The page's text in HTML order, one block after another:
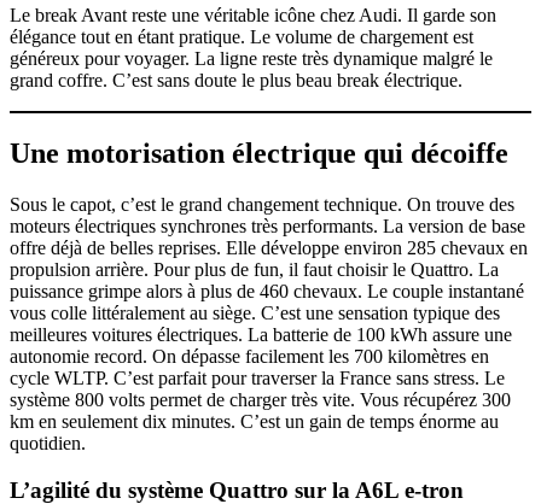
Le break Avant reste une véritable icône chez Audi. Il garde son
élégance tout en étant pratique. Le volume de chargement est
généreux pour voyager. La ligne reste très dynamique malgré le
grand coffre. C’est sans doute le plus beau break électrique.
Une motorisation électrique qui décoiffe
Sous le capot, c’est le grand changement technique. On trouve des
moteurs électriques synchrones très performants. La version de base
offre déjà de belles reprises. Elle développe environ 285 chevaux en
propulsion arrière. Pour plus de fun, il faut choisir le Quattro. La
puissance grimpe alors à plus de 460 chevaux. Le couple instantané
vous colle littéralement au siège. C’est une sensation typique des
meilleures voitures électriques. La batterie de 100 kWh assure une
autonomie record. On dépasse facilement les 700 kilomètres en
cycle WLTP. C’est parfait pour traverser la France sans stress. Le
système 800 volts permet de charger très vite. Vous récupérez 300
km en seulement dix minutes. C’est un gain de temps énorme au
quotidien.
L’agilité du système Quattro sur la A6L e-tron